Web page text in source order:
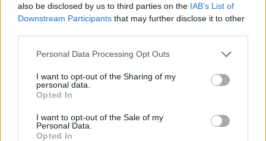
also be disclosed by us to third parties on the IAB’s List of
Downstream Participants that may further disclose it to other
Personal Data Processing Opt Outs
I want to opt-out of the Sharing of my
personal data.
Opted In
I want to opt-out of the Sale of my
Personal Data.
Opted In